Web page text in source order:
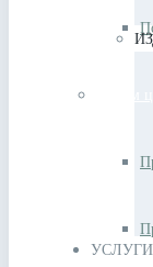
Прием
УСЛУГИ